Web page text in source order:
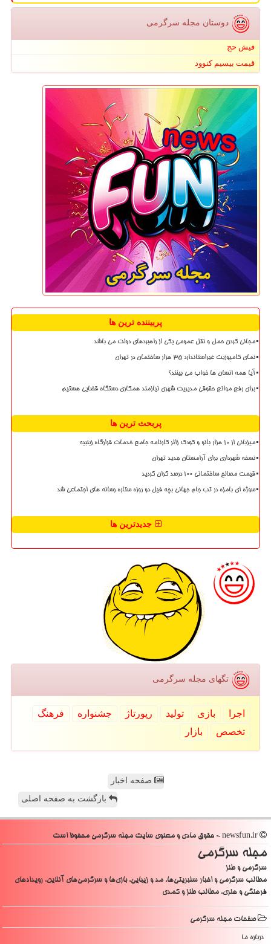
دوستان مجله سرگرمی
فیش حج
قیمت بیسیم کنوود
پربیننده ترین ها
مجانی کردن حمل و نقل عمومی یکی از راهبردهای دولت می باشد
نمای کامپوزیت غیراستاندارد ۳۵ هزار ساختمان در تهران
آیا همه انسان ها خواب می بینند؟
برای رفع موانع حقوقی مدیریت شهری نیازمند همکاری دستگاه قضایی هستیم
پربحث ترین ها
میزبانی از ۱۰ هزار بانو و کودک زائر کارنامه جامع خدمات قرارگاه زینبیه
نسخه شهرداری برای آرامستان جدید تهران
قیمت مصالح ساختمانی ۱۰۰ درصد گران گردید
سوژه ای بامزه در تب جام جهانی بچه فیل دو روزه ستاره رسانه های اجتماعی شد
جدیدترین ها
تگهای مجله سرگرمی
اجرا بازی تولید رپورتاژ جشنواره
فرهنگ
تخصص
بازار
صفحه اخبار
بازگشت به صفحه اصلی
مجله سرگرمی
سرگرمی و طنز
مطالب سرگرمی و اخبار سلبریتی‌ها، مد و زیبایی، بازی‌ها و سرگرمی‌های آنلاین، رویدادهای
فرهنگی و هنری، مطالب طنز و کمدی
صفحات مجله سرگرمی
درباره ما